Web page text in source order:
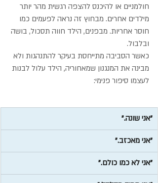
חולמניים או להיכנס להצפה רגשית מהר יותר
מילדים אחרים. מבחוץ זה נראה לפעמים כמו
חוסר אחריות. מבפנים, הילד חווה תסכול, בושה
ובלבול.
כאשר הסביבה מתייחסת בעיקר להתנהגות ולא
מבינה את המנגנון שמאחוריה, הילד עלול לבנות
לעצמו סיפור פנימי:
"אני שונה."
"אני מאכזב."
"אני לא כמו כולם."